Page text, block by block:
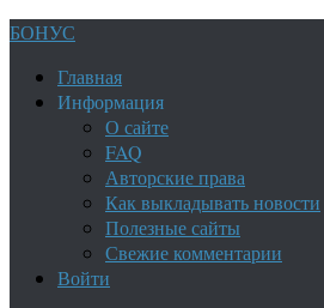
БОНУС
Главная
Информация
О сайте
FAQ
Авторские права
Как выкладывать новости
Полезные сайты
Свежие комментарии
Войти